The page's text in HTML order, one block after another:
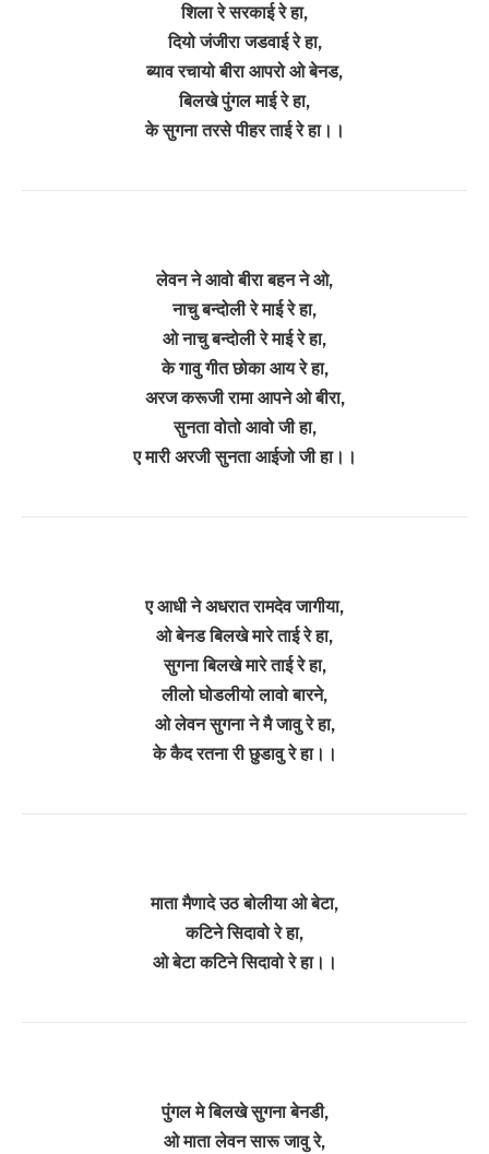
शिला रे सरकाई रे हा,
दियो जंजीरा जडवाई रे हा,
ब्याव रचायो बीरा आपरो ओ बेनड,
बिलखे पुंगल माई रे हा,
के सुगना तरसे पीहर ताई रे हा।।
लेवन ने आवो बीरा बहन ने ओ,
नाचु बन्दोली रे माई रे हा,
ओ नाचु बन्दोली रे माई रे हा,
के गावु गीत छोका आय रे हा,
अरज करूजी रामा आपने ओ बीरा,
सुनता वोतो आवो जी हा,
ए मारी अरजी सुनता आईजो जी हा।।
ए आधी ने अधरात रामदेव जागीया,
ओ बेनड बिलखे मारे ताई रे हा,
सुगना बिलखे मारे ताई रे हा,
लीलो घोडलीयो लावो बारने,
ओ लेवन सुगना ने मै जावु रे हा,
के कैद रतना री छुडावु रे हा।।
माता मैणादे उठ बोलीया ओ बेटा,
कटिने सिदावो रे हा,
ओ बेटा कटिने सिदावो रे हा।।
पुंगल मे बिलखे सुगना बेनडी,
ओ माता लेवन सारू जावु रे,